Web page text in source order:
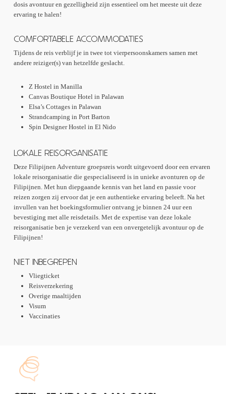
dosis avontuur en gezelligheid zijn essentieel om het meeste uit deze
ervaring te halen!
COMFORTABELE ACCOMMODATIES
Tijdens de reis verblijf je in twee tot vierpersoonskamers samen met
andere reiziger(s) van hetzelfde geslacht.
Z Hostel in Manilla
Canvas Boutique Hotel in Palawan
Elsa’s Cottages in Palawan
Strandcamping in Port Barton
Spin Designer Hostel in El Nido
LOKALE REISORGANISATIE
Deze Filipijnen Adventure groepsreis wordt uitgevoerd door een ervaren
lokale reisorganisatie die gespecialiseerd is in unieke avonturen op de
Filipijnen. Met hun diepgaande kennis van het land en passie voor
reizen zorgen zij ervoor dat je een authentieke ervaring beleeft. Na het
invullen van het boekingsformulier ontvang je binnen 24 uur een
bevestiging met alle reisdetails. Met de expertise van deze lokale
reisorganisatie ben je verzekerd van een onvergetelijk avontuur op de
Filipijnen!
NIET INBEGREPEN
Vliegticket
Reisverzekering
Overige maaltijden
Visum
Vaccinaties